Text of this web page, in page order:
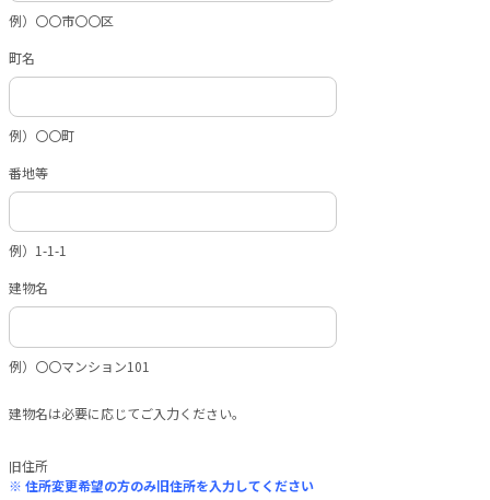
例）〇〇市〇〇区
町名
例）〇〇町
番地等
例）1-1-1
建物名
例）〇〇マンション101
建物名は必要に応じてご入力ください。
旧住所
※ 住所変更希望の方のみ旧住所を入力してください